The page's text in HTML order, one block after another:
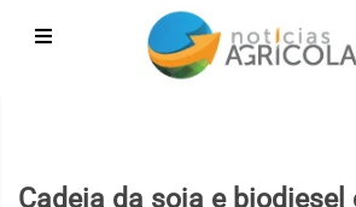
Cadeia da soja e biodiesel